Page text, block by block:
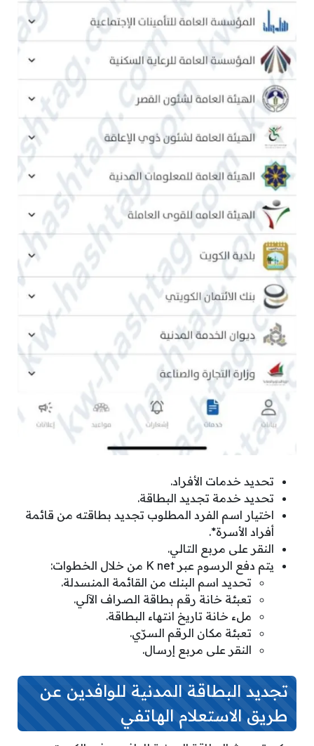
تحديد خدمات الأفراد.
تحديد خدمة تجديد البطاقة.
اختيار اسم الفرد المطلوب تجديد بطاقته من قائمة
أفراد الأسرة*.
النقر على مربع التالي.
يتم دفع الرسوم عبر K net من خلال الخطوات:
تحديد اسم البنك من القائمة المنسدلة.
تعبئة خانة رقم بطاقة الصراف الآلي.
ملء خانة تاريخ انتهاء البطاقة.
تعبئة مكان الرقم السرّي.
النقر على مربع إرسال.
تجديد البطاقة المدنية للوافدين عن
طريق الاستعلام الهاتفي